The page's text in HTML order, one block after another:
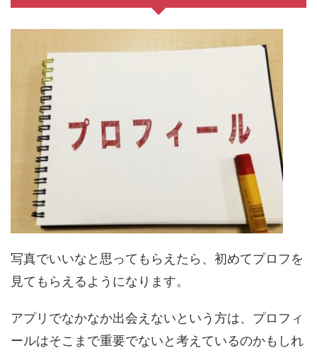
写真でいいなと思ってもらえたら、初めてプロフを
見てもらえるようになります。
アプリでなかなか出会えないという方は、プロフィ
ールはそこまで重要でないと考えているのかもしれ